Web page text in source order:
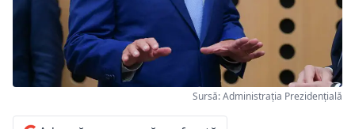
Sursă: Administraţia Prezidenţială